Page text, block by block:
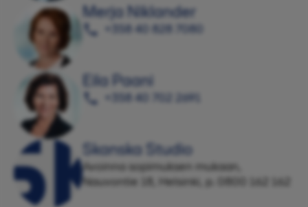
Merja Niklander
+358 40 828 7080
Eila Paani
+358 40 702 2691
Skanska Studio
Avoinna sopimuksen mukaan,
Nauvontie 18, Helsinki, p. 0800 162 162